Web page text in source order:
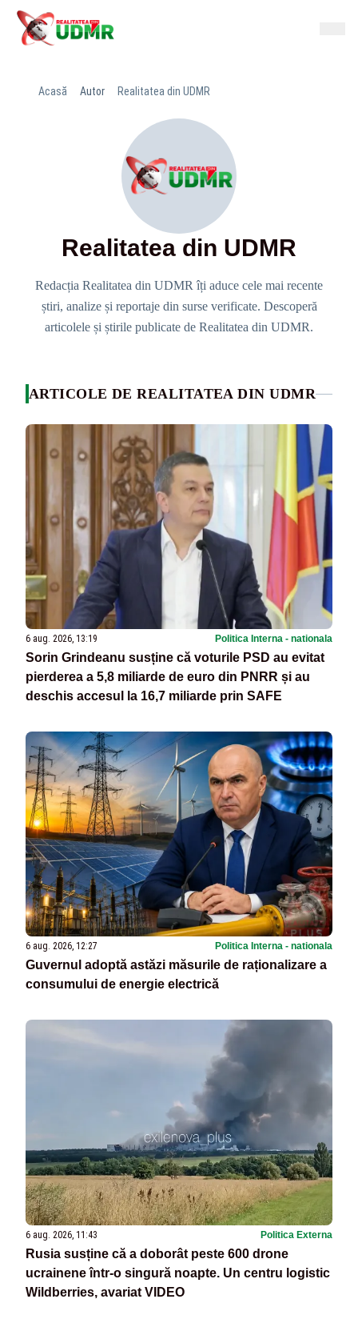
Acasă Autor Realitatea din UDMR
Realitatea din UDMR
Redacția Realitatea din UDMR îți aduce cele mai recente
știri, analize și reportaje din surse verificate. Descoperă
articolele și știrile publicate de Realitatea din UDMR.
ARTICOLE DE REALITATEA DIN UDMR
6 aug. 2026, 13:19 Politica Interna - nationala
Sorin Grindeanu susține că voturile PSD au evitat
pierderea a 5,8 miliarde de euro din PNRR și au
deschis accesul la 16,7 miliarde prin SAFE
6 aug. 2026, 12:27 Politica Interna - nationala
Guvernul adoptă astăzi măsurile de raționalizare a
consumului de energie electrică
6 aug. 2026, 11:43 Politica Externa
Rusia susține că a doborât peste 600 drone
ucrainene într-o singură noapte. Un centru logistic
Wildberries, avariat VIDEO